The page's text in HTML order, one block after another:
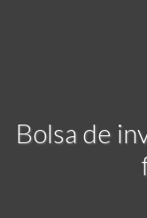
Bolsa de